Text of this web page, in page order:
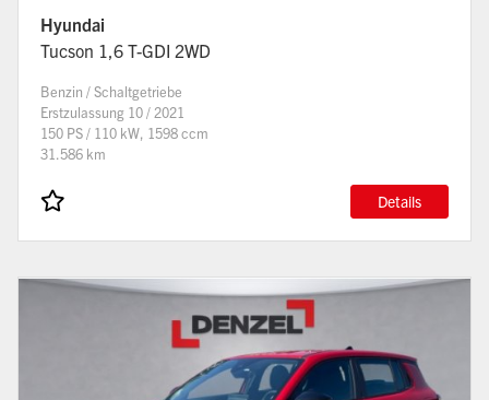
Hyundai
Tucson 1,6 T-GDI 2WD
Benzin / Schaltgetriebe
Erstzulassung 10 / 2021
150 PS / 110 kW, 1598 ccm
31.586 km
Details